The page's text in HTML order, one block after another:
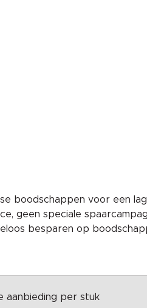
boodschappen voor een
geen speciale
besparen op
aanbieding per stuk